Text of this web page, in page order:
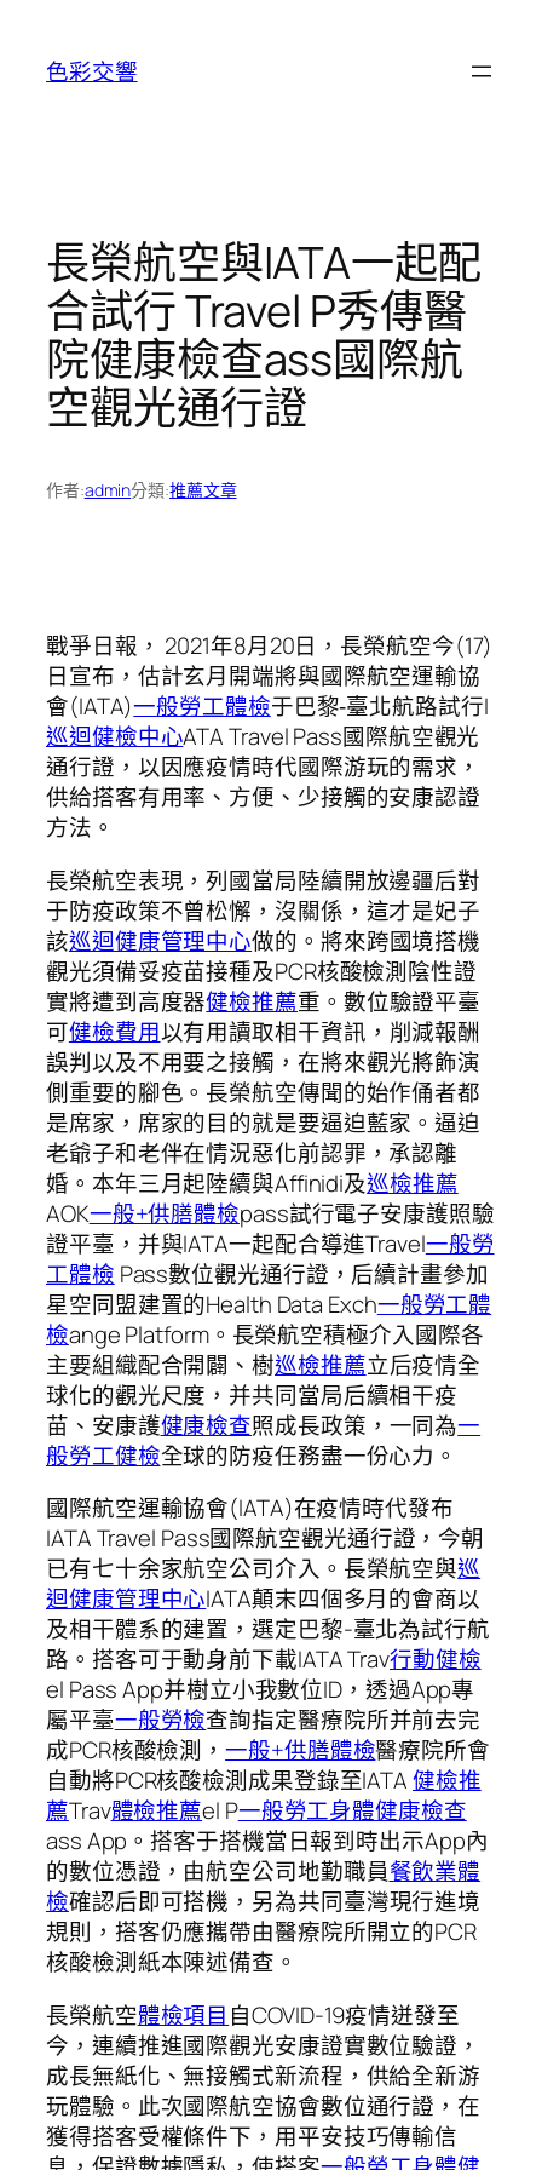
色彩交響
長榮航空與IATA一起配
合試行 Travel P秀傳醫
院健康檢查ass國際航
空觀光通行證
作者:admin分類:推薦文章
戰爭日報， 2021年8月20日，長榮航空今(17)
日宣布，估計玄月開端將與國際航空運輸協
會(IATA)一般勞工體檢于巴黎‐臺北航路試行I
巡迴健檢中心ATA Travel Pass國際航空觀光
通行證，以因應疫情時代國際游玩的需求，
供給搭客有用率、方便、少接觸的安康認證
方法。
長榮航空表現，列國當局陸續開放邊疆后對
于防疫政策不曾松懈，沒關係，這才是妃子
該巡迴健康管理中心做的。將來跨國境搭機
觀光須備妥疫苗接種及PCR核酸檢測陰性證
實將遭到高度器健檢推薦重。數位驗證平臺
可健檢費用以有用讀取相干資訊，削減報酬
誤判以及不用要之接觸，在將來觀光將飾演
側重要的腳色。長榮航空傳聞的始作俑者都
是席家，席家的目的就是要逼迫藍家。逼迫
老爺子和老伴在情況惡化前認罪，承認離
婚。本年三月起陸續與Affinidi及巡檢推薦
AOK一般+供膳體檢pass試行電子安康護照驗
證平臺，并與IATA一起配合導進Travel一般勞
工體檢 Pass數位觀光通行證，后續計畫參加
星空同盟建置的Health Data Exch一般勞工體
檢ange Platform。長榮航空積極介入國際各
主要組織配合開闢、樹巡檢推薦立后疫情全
球化的觀光尺度，并共同當局后續相干疫
苗、安康護健康檢查照成長政策，一同為一
般勞工健檢全球的防疫任務盡一份心力。
國際航空運輸協會(IATA)在疫情時代發布
IATA Travel Pass國際航空觀光通行證，今朝
已有七十余家航空公司介入。長榮航空與巡
迴健康管理中心IATA顛末四個多月的會商以
及相干體系的建置，選定巴黎-臺北為試行航
路。搭客可于動身前下載IATA Trav行動健檢
el Pass App并樹立小我數位ID，透過App專
屬平臺一般勞檢查詢指定醫療院所并前去完
成PCR核酸檢測，一般+供膳體檢醫療院所會
自動將PCR核酸檢測成果登錄至IATA健檢推
薦Trav體檢推薦el P一般勞工身體健康檢查
ass App。搭客于搭機當日報到時出示App內
的數位憑證，由航空公司地勤職員餐飲業體
檢確認后即可搭機，另為共同臺灣現行進境
規則，搭客仍應攜帶由醫療院所開立的PCR
核酸檢測紙本陳述備查。
長榮航空體檢項目 自COVID-19疫情迸發至
今，連續推進國際觀光安康證實數位驗證，
成長無紙化、無接觸式新流程，供給全新游
玩體驗。此次國際航空協會數位通行證，在
獲得搭客受權條件下，用平安技巧傳輸信